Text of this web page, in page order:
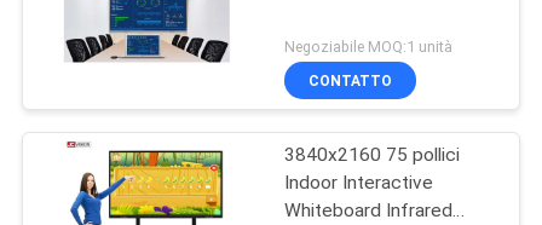
Negoziabile MOQ:1 unità
CONTATTO
3840x2160 75 pollici
Indoor Interactive
Whiteboard Infrared